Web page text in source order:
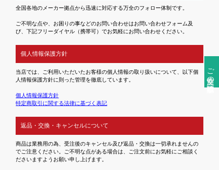
ご注文前の確認事項
全国各地のメーカー拠点から迅速に対応する万全のフォロー体制です。
ご不明な点や、お困りの事などのお問い合わせはお問い合わせフォーム及
び、下記フリーダイヤル（携帯可）でお気軽にお問い合わせください。
個人情報保護方針
当店では、ご利用いただいたお客様の個人情報の取り扱いについて、以下個
人情報保護方針に則った管理を徹底しています。
個人情報保護方針
特定商取引に関する法律に基づく表記
返品・交換・キャンセルについて
商品は業務用の為、受注後のキャンセル及び返品・交換は一切承れませんの
でご注意ください。ご不明な点がある場合は、ご注文前にお気軽にご相談く
ださいますようお願い申し上げます。